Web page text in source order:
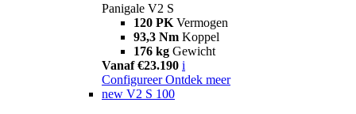
Panigale V2 S
120 PK Vermogen
93,3 Nm Koppel
176 kg Gewicht
Vanaf €23.190 i
Configureer Ontdek meer
new V2 S 100